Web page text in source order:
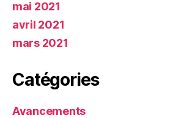
mai 2021
avril 2021
mars 2021
Catégories
Avancements